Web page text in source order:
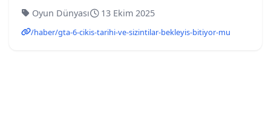
Oyun Dünyası
13 Ekim 2025
/haber/gta-6-cikis-tarihi-ve-sizintilar-bekleyis-bitiyor-mu